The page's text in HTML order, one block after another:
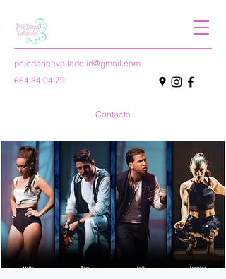
poledancevalladolid@gmail.com
664 34 04 79
Contacto